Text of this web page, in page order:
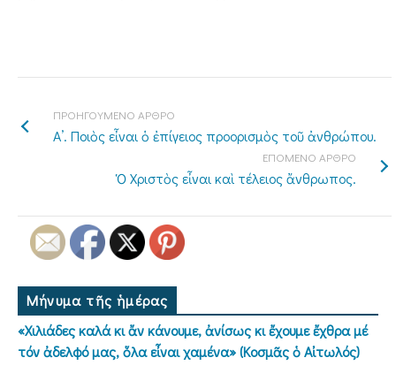
ΠΡΟΗΓΟΥΜΕΝΟ ΑΡΘΡΟ
Α’. Ποιὸς εἶναι ὁ ἐπίγειος προορισμὸς τοῦ ἀνθρώπου.
ΕΠΟΜΕΝΟ ΑΡΘΡΟ
Ὁ Χριστὸς εἶναι καὶ τέλειος ἄνθρωπος.
Μήνυμα τῆς ἡμέρας
«Χιλιάδες καλά κι ἄν κάνουμε, ἀνίσως κι ἔχουμε ἔχθρα μέ
τόν ἀδελφό μας, ὅλα εἶναι χαμένα» (Κοσμᾶς ὁ Αἰτωλός)